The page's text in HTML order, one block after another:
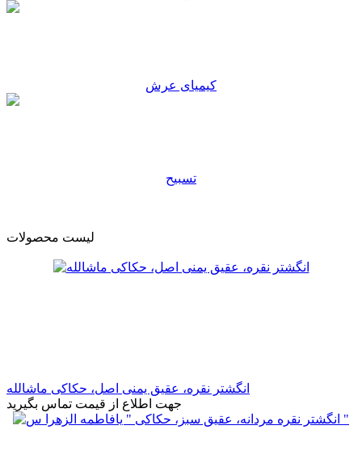
کیمیای عرش
تسبیح
لیست محصولات
انگشتر نقره، عقیق یمنی اصل، حکاکی ماشالله
جهت اطلاع از قیمت تماس بگیرید